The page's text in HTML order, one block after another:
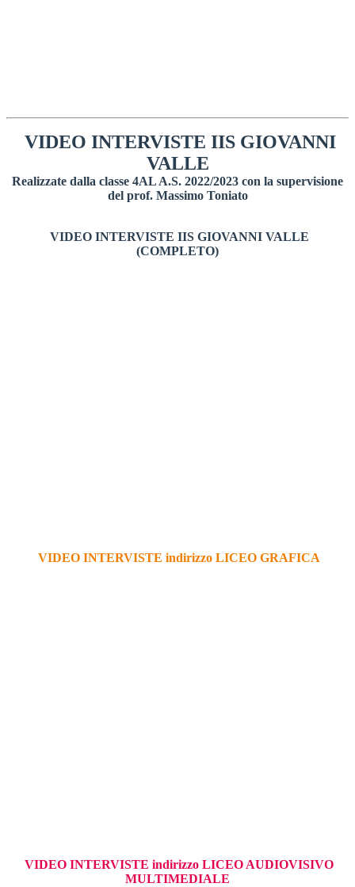
VIDEO INTERVISTE IIS GIOVANNI
VALLE
Realizzate dalla classe 4AL A.S. 2022/2023 con la supervisione
del prof. Massimo Toniato
VIDEO INTERVISTE IIS GIOVANNI VALLE
(COMPLETO)
VIDEO INTERVISTE indirizzo LICEO GRAFICA
VIDEO INTERVISTE indirizzo LICEO AUDIOVISIVO
MULTIMEDIALE